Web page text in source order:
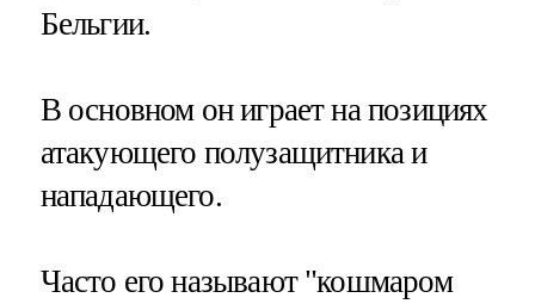
Бельгии.
В основном он играет на позициях
атакующего полузащитника и
нападающего.
Часто его называют "кошмаром